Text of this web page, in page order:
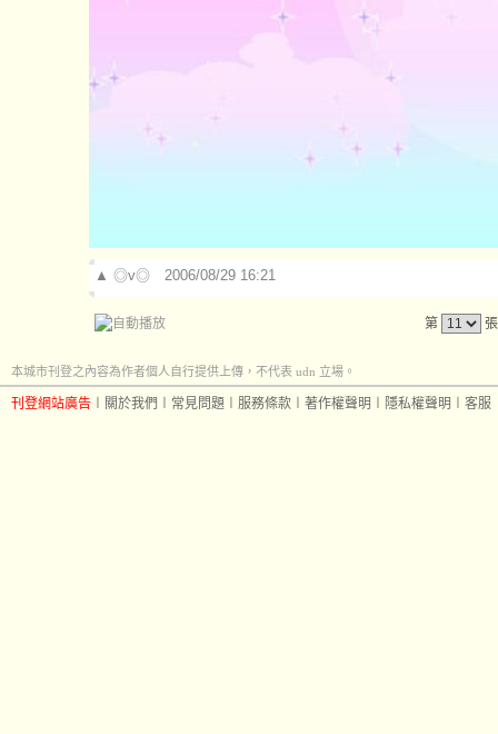
▲ ◎v◎ 2006/08/29 16:21
第
本城市刊登之內容為作者個人自行提供上傳，不代表 udn 立場。
刊登網站廣告 關於我們 常見問題 服務條款 著作權聲明 隱私權聲明 客服